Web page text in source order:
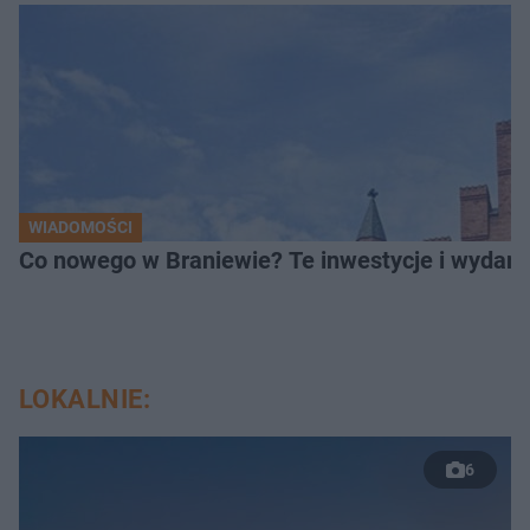
WIADOMOŚCI
Co nowego w Braniewie? Te inwestycje i
LOKALNIE:
6